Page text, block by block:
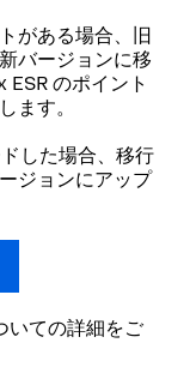
がある場合、旧
バージョンに移
のポイント
ます。
した場合、移行
ジョンにアップ
いての詳細をご